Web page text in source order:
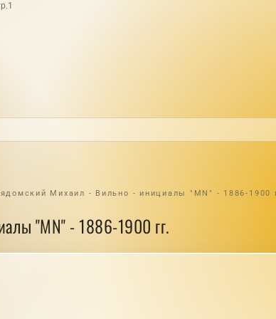
Михаил - Вильно - инициалы "MN" - 1886-1900
"MN" - 1886-1900 гг.